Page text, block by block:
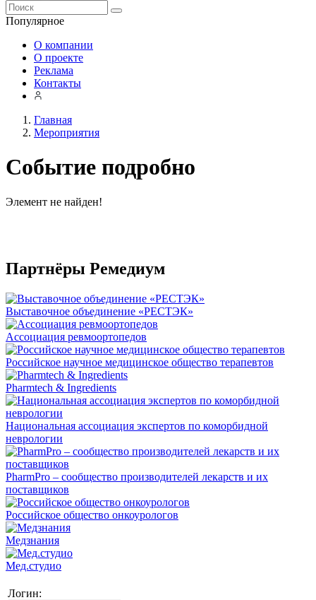
Популярное
О компании
О проекте
Реклама
Контакты
Главная
Мероприятия
Событие подробно
Элемент не найден!
Партнёры Ремедиум
Выставочное объединение «РЕСТЭК»
Ассоциация ревмоортопедов
Российское научное медицинское общество терапевтов
Pharmtech & Ingredients
Национальная ассоциация экспертов по коморбидной
неврологии
PharmPro – сообщество производителей лекарств и их
поставщиков
Российское общество онкоурологов
Медзнания
Мед.студио
Логин: